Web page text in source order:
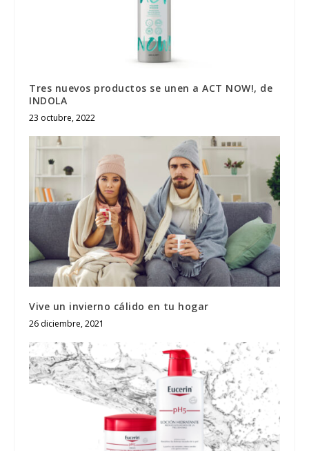
Tres nuevos productos se unen a ACT NOW!, de
INDOLA
23 octubre, 2022
Vive un invierno cálido en tu hogar
26 diciembre, 2021